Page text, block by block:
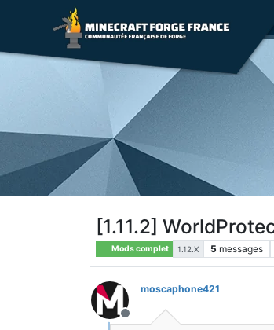
[1.11.2]
Mods complet 1.12.X 5 messages
Hors-ligne
moscaphone421